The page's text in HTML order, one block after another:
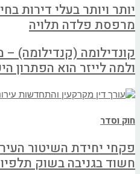
יותר ויותר בעלי דירות
מרפסת פלדה תלויה
קונדילומה (קנדילומה)
ולמה לייזר הוא הפתרון
חוק וסדר
פקחי יחידת השיטור
חשוד בגניבה בשוק